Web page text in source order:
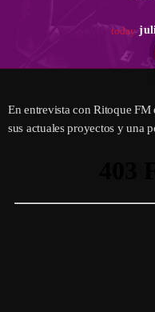
today
En entrevista con Ritoque
sus actuales proyectos y una